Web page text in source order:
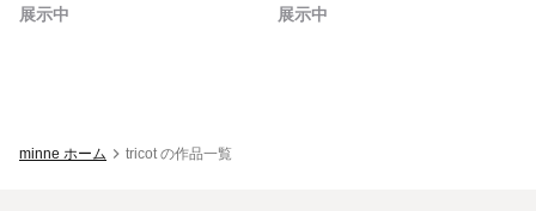
展示中
展示中
minne ホーム tricot の作品一覧